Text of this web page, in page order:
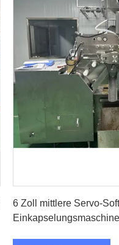
6 Zoll mittlere Servo-